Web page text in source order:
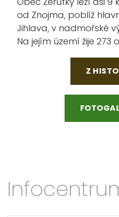
od Znojma, poblíž
Jihlava, v nadmořské
Na jejím území žije 273
Z